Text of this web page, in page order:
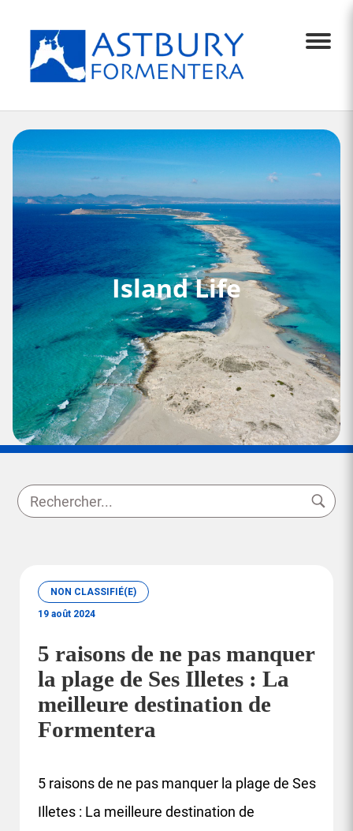
Menu
Island Life
NON CLASSIFIÉ(E)
19 août 2024
5 raisons de ne pas manquer
la plage de Ses Illetes : La
meilleure destination de
Formentera
5 raisons de ne pas manquer la plage de Ses
Illetes : La meilleure destination de